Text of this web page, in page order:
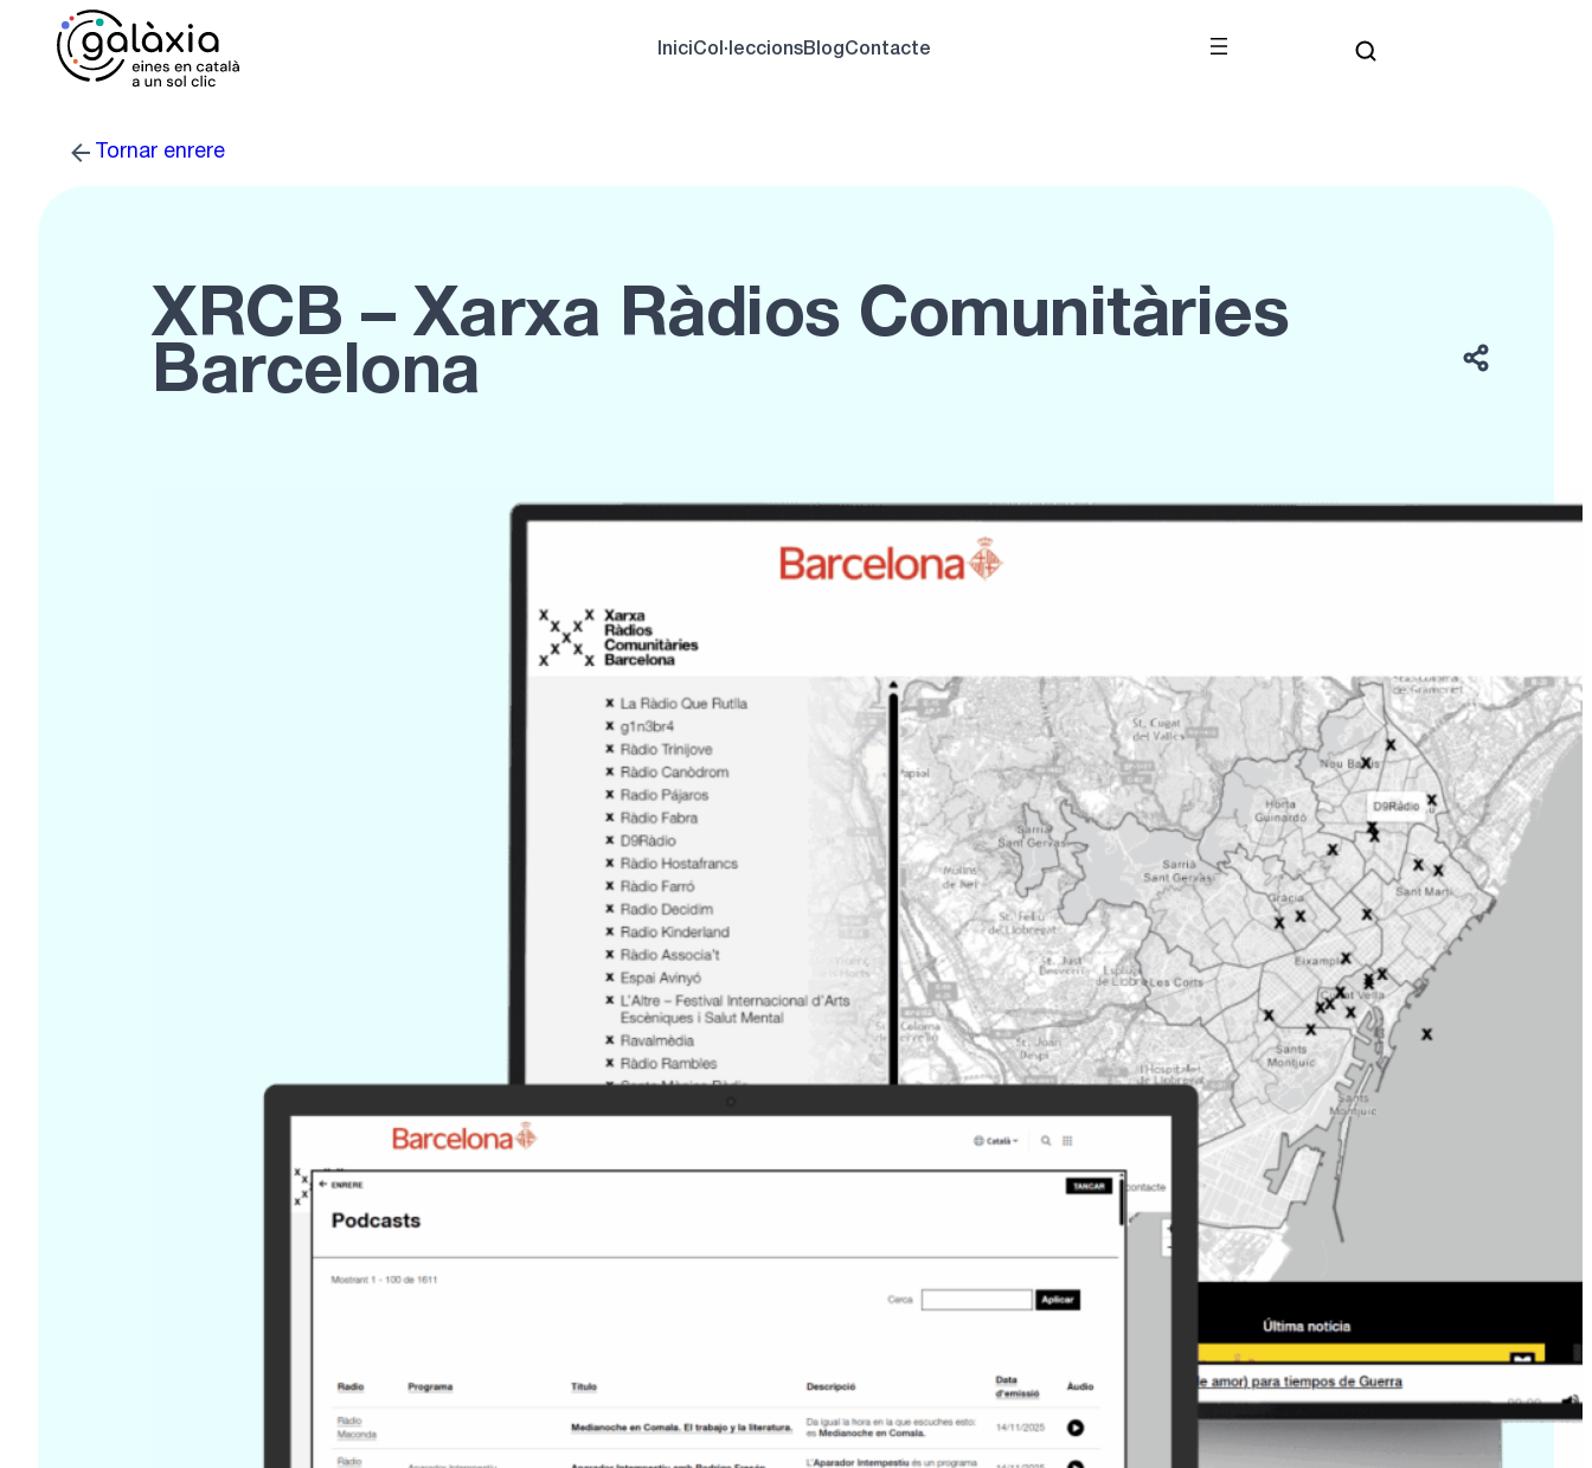
IniciCol·leccionsBlogContacte
Tornar enrere
XRCB – Xarxa Ràdios Comunitàries
Barcelona
Descobreix les ràdios comunitàries de
Barcelona amb XRCB
plataforma digital per a ràdio, podcasting i streaming de codi obert per al
comú.
Cerca de ràdios: Visualitza ràdios de
referència, ràdios emergents i estacions de
ràdio efímeres, que donen veu a diversos
col·lectius i comunitats culturals de la
ciutat.
Programació contínua: Un canal que
alimenta les continguts de tots els
projectes vinculats, amb una emissora
comunitària i una programació que cobreix
tota una gamma de diferents interessos i
: Una xarxa de ràdios que busca
oferir recursos infraestructurals comuns i
una plataforma col·laborativa per permutar